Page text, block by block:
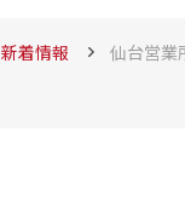
新着情報 仙台営業